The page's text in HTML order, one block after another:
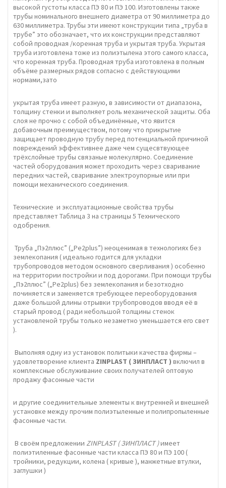
высокой густоты класса ПЭ 80 и ПЭ 100. Изготовлены также
трубы номинального внешнего диаметра от 90 миллиметра до
630 миллиметра. Трубы эти имеют конструкции типа „труба в
трубе” это обозначает, что их конструкции представляют
собой проводная /коренная труба и укрытая труба. Укрытая
труба изготовлена тоже из полиэтылена этого самого класса,
что коренная труба. Проводная труба изготовлена в полным
объёме размерных рядов согласно с действующими
нормами,зато
укрытая труба имеет разную, в зависимости от диапазона,
толщину стенки и выполняет роль механической защиты. Оба
слоя не прочно с собой объединённые, что явится
добавочным преимуществом, потому что прикрытие
защищает проводную трубу перед потенциальной причиной
повреждений эффективнее даже чем сущесвтвующее
трёхслойные трубы связаные молекулярно. Соединение
частей оборудования может проходить через сваривание
передних частей, сваривание электроупорные или при
помощи механического соединения.
Технические и эксплуатационные свойства трубы
представляет Таблица 3 на страницы 5 Технического
одобрения.
Труба „Пэ2плюс” („Pe2plus”) неоценимая в технологиях без
землекопания ( идеально годится для укладки
трубопроводов методом основного сверливания ) особенно
на территории постройки и под дорогами. При помощи трубы
„Пэ2плюс” („Pe2plus) без землекопания и безотходно
починяется и заменяется требующее переоборудования
даже большой длины отрывки трубопроводов вводя её в
старый провод ( ради небольшой толщины стенок
установленой трубы только незаметно уменьшается его свет
).
Выполняя одну из установок политыки качества фирмы –
удовлетворение клиента ZINPLAST ( ЗИНПЛАСТ ) включил в
комплексные обслуживание своих получателей оптовую
продажу фасонные части
и другие соединительные элементы к внутренней и внешней
установке между прочим полиэтыленные и полипропыленные
фасонные части.
В своём предложении ZINPLAST ( ЗИНПЛАСТ )имеет
полиэтиленные фасонные части класса ПЭ 80 и ПЭ 100 (
тройники, редукции, колена ( кривые ), манжетные втулки,
заглушки )